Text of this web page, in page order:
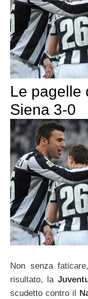
Le pagelle
Siena 3-0
Non senza
risultato, la
scudetto contro il